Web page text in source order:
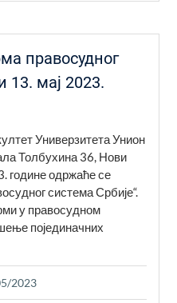
правосудног
13. мај 2023.
Универзитета Унион
Толбухина 36, Нови
године одржаће се
система Србије“.
у правосудном
појединачних
2023